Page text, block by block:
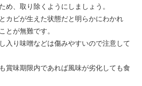
め、取り除くようにしましょう。
カビが生えた状態だと明らかにわかれ
とが無難です。
入り味噌などは傷みやすいので注意して
賞味期限内であれば風味が劣化しても食